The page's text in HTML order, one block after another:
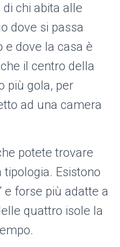
chi abita alle
dove si passa
e dove la casa è
il centro della
più gola, per
ad una camera
potete trovare
Esistono
e forse più adatte a
quattro isole la